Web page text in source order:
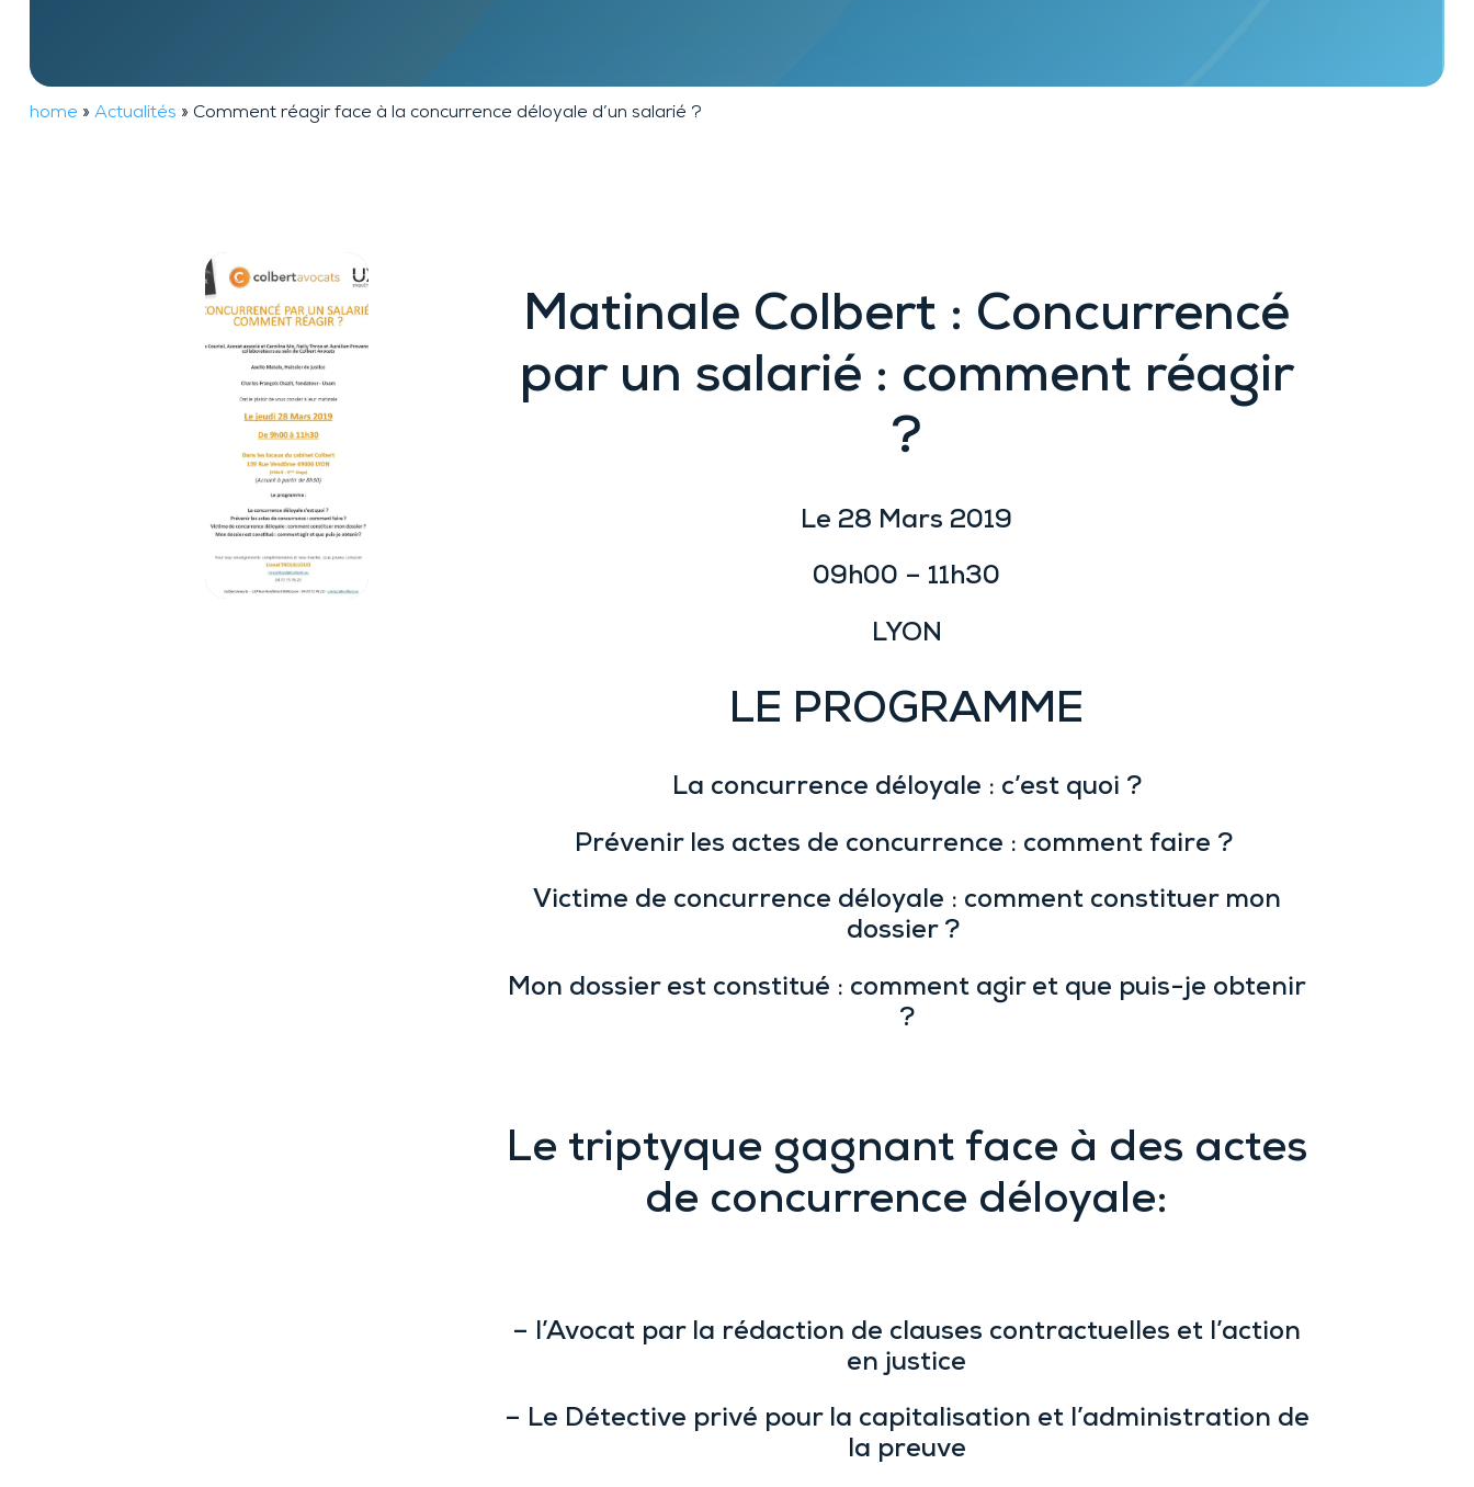
Clermont-
Ferrand
home » Actualités » Comment réagir face à la concurrence déloyale d’un salarié ?
Matinale Colbert : Concurrencé
par un salarié : comment réagir
?
Le 28 Mars 2019
09h00 – 11h30
LYON
LE PROGRAMME
La concurrence déloyale : c’est quoi ?
Prévenir les actes de concurrence : comment faire ?
Victime de concurrence déloyale : comment constituer mon
dossier ?
Mon dossier est constitué : comment agir et que puis-je obtenir
?
Le triptyque gagnant face à des actes
de concurrence déloyale:
– l’Avocat par la rédaction de clauses contractuelles et l’action
en justice
– Le Détective privé pour la capitalisation et l’administration de
la preuve